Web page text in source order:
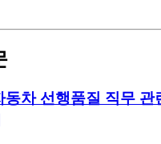
동차 선행품질 직무 관